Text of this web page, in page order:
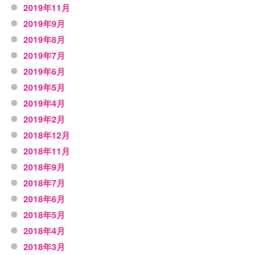
2019年11月
2019年9月
2019年8月
2019年7月
2019年6月
2019年5月
2019年4月
2019年2月
2018年12月
2018年11月
2018年9月
2018年7月
2018年6月
2018年5月
2018年4月
2018年3月